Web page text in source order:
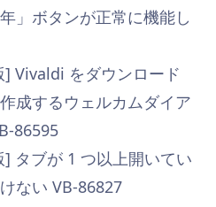
」ボタンが正常に機能し
Vivaldi をダウンロード
成するウェルカムダイア
86595
タブが 1 つ以上開いてい
ない VB-86827